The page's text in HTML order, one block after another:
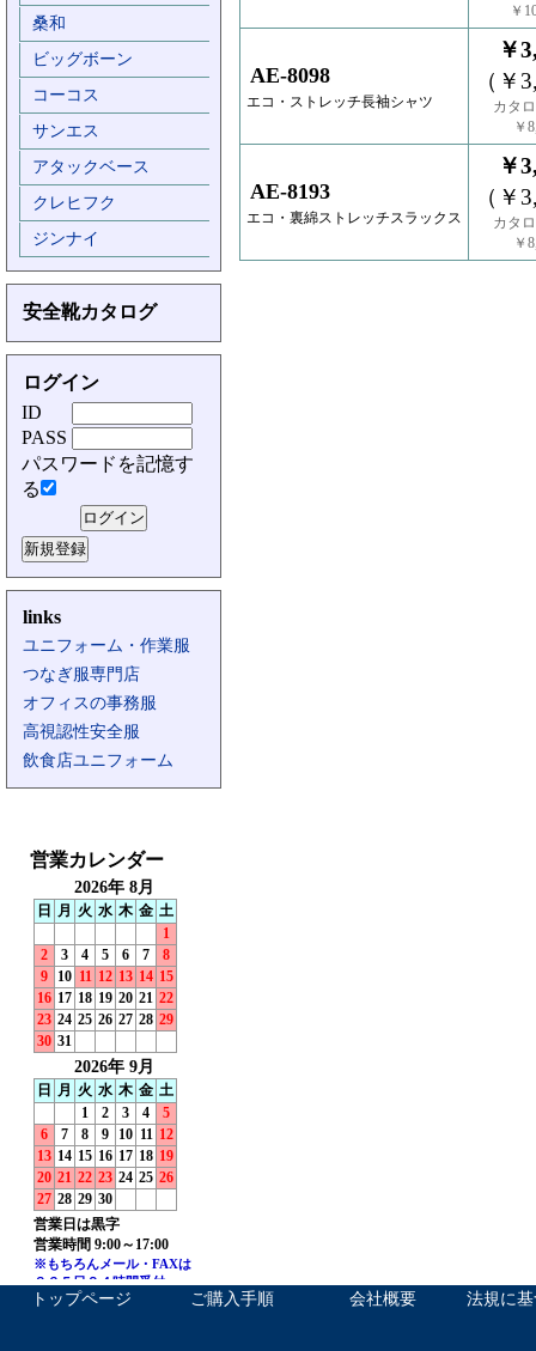
桑和
ビッグボーン
コーコス
サンエス
アタックベース
クレヒフク
ジンナイ
安全靴カタログ
ログイン
ID
PASS
パスワードを記憶す
る
links
ユニフォーム・作業服
つなぎ服専門店
オフィスの事務服
高視認性安全服
飲食店ユニフォーム
￥
AE-8098
エコ・ストレッチ長袖シャツ
￥
（￥
カタ
￥
AE-8193
エコ・裏綿ストレッチスラックス
￥
（￥
カタ
￥
トップページ ご購入手順 会社概要 法規に